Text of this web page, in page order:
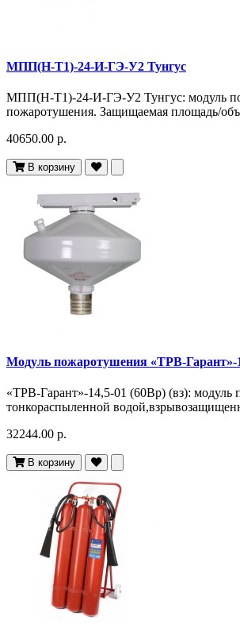
МПП(Н-Т1)-24-И-ГЭ-У2 Тунгус
МПП(Н-Т1)-24-И-ГЭ-У2 Тунгус: модуль
пожаротушения. Защищаемая площадь/
40650.00 р.
В корзину
Модуль пожаротушения «ТРВ-Гарант»-
«ТРВ-Гарант»-14,5-01 (60Вр) (вз): модуль
тонкораспыленной
32244.00 р.
В корзину